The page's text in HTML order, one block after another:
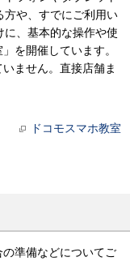
方や、すでにご利用い
に、基本的な操作や使
を開催しています。
ません。直接店舗ま
ドコモスマホ教室
準備などについてご